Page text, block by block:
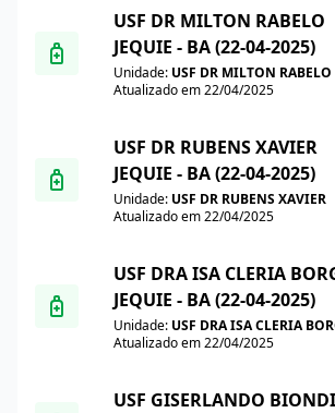
USF DR MILTON RABELO
JEQUIE - BA (22-04-2025)
Unidade: USF DR MILTON RABELO
Atualizado em 22/04/2025
USF DR RUBENS XAVIER
JEQUIE - BA (22-04-2025)
Unidade: USF DR RUBENS XAVIER
Atualizado em 22/04/2025
USF DRA ISA CLERIA
JEQUIE - BA (22-04-2025)
Unidade: USF DRA ISA CLERIA
Atualizado em 22/04/2025
USF GISERLANDO BIONDI